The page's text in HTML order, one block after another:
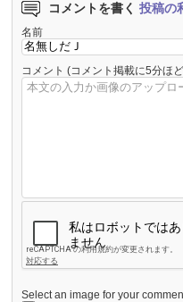
コメントを書く 投稿の
名前
コメント (コメント掲載に5分ほ
Select an image for your